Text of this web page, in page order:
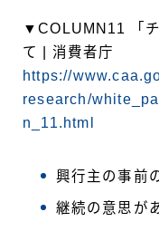
▼COLUMN11 「
て | 消費者庁
https://
research/
n_11.html
興行主の事前
継続の意思が